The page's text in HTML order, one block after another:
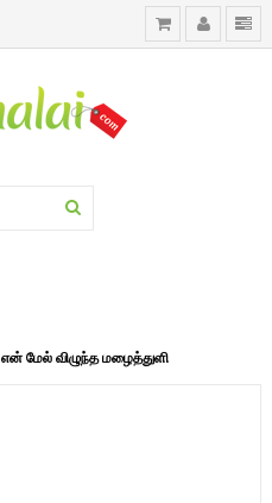
என் மேல் விழுந்த மழைத்துளி